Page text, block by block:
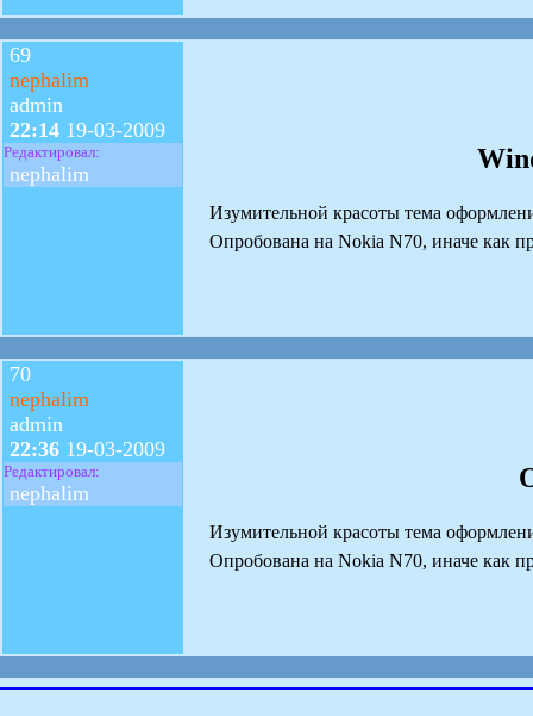
69
nephalim
admin
22:14 19-03-2009
Редактировал:
nephalim
Изумительной красоты тема
Опробована на Nokia N70, иначе как
70
nephalim
admin
22:36 19-03-2009
Редактировал:
nephalim
Изумительной красоты тема
Опробована на Nokia N70, иначе как